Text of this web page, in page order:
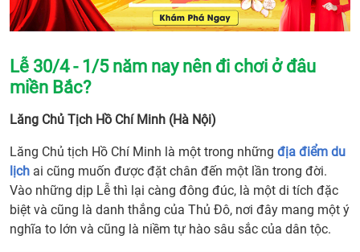
Lễ 30/4 - 1/5 năm nay nên đi chơi ở đâu
miền Bắc?
Lăng Chủ Tịch Hồ Chí Minh (Hà Nội)
Lăng Chủ tịch Hồ Chí Minh là một trong những địa điểm du
lịch ai cũng muốn được đặt chân đến một lần trong đời.
Vào những dịp Lễ thì lại càng đông đúc, là một di tích đặc
biệt và cũng là danh thắng của Thủ Đô, nơi đây mang một ý
nghĩa to lớn và cũng là niềm tự hào sâu sắc của dân tộc.